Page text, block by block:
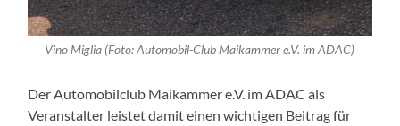
Vino Miglia (Foto: Automobil-Club Maikammer e.V. im ADAC)
Der Automobilclub Maikammer e.V. im ADAC als
Veranstalter leistet damit einen wichtigen Beitrag für